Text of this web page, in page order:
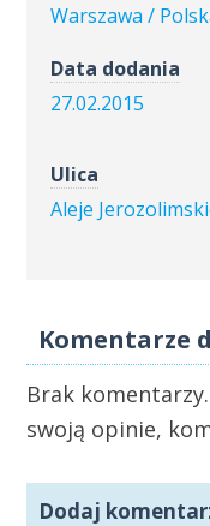
Warszawa /
Data dodania
27.02.2015
Ulica
Aleje
Komentarze
Brak
swoją opinie,
Dodaj